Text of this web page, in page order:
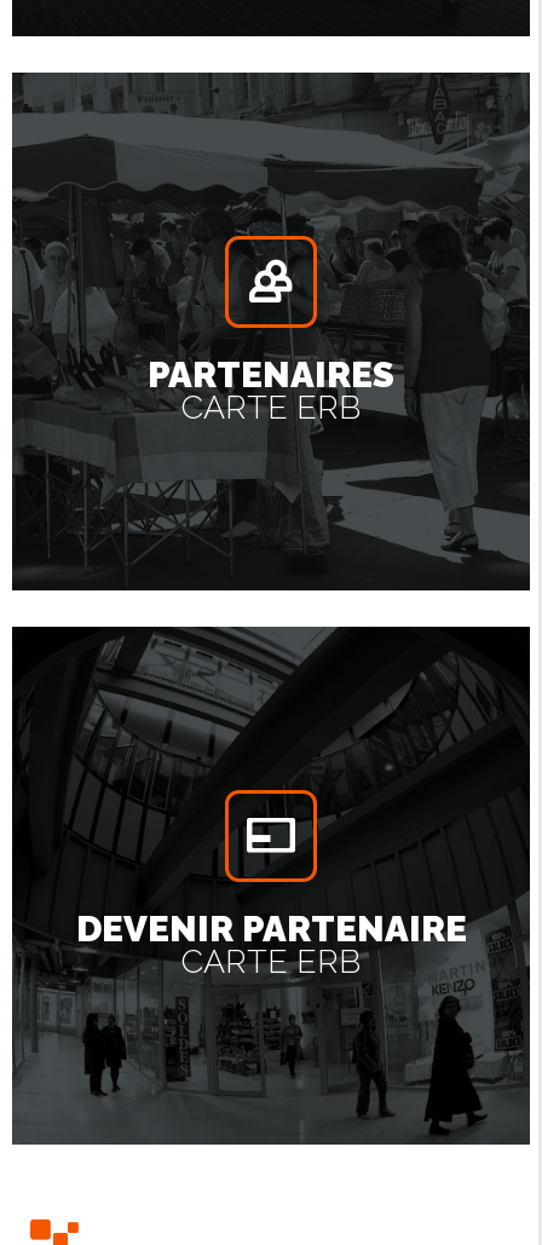
PARTENAIRES
CARTE ERB
DEVENIR PARTENAIRE
CARTE ERB